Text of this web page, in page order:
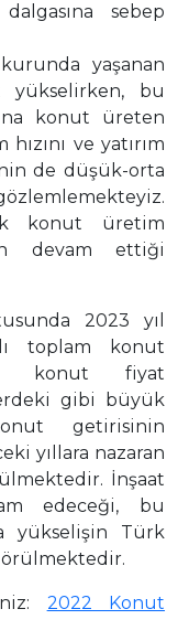
sebep
yaşanan
yükselirken, bu
konut üreten
ve yatırım
de düşük-orta
konut üretim
devam ettiği
2023 yıl
toplam konut
konut fiyat
gibi büyük
getirisinin
yıllara nazaran
İnşaat
edeceği, bu
yükselişin Türk
2022 Konut